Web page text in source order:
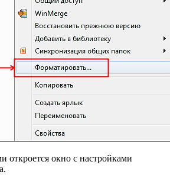
откроется окно с настройками